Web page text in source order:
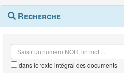
Navigation
outils
Menu
contextuel
Recherche
dans le texte intégral des documents